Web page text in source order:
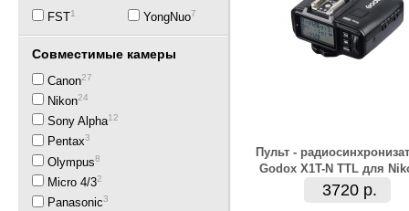
FST1 YongNuo7
Совместимые камеры
Canon27
Nikon24
Sony Alpha12
Pentax3
Olympus8
Micro 4/32
Panasonic3
Пульт -
Godox X1T-N TTL для
3720 р.